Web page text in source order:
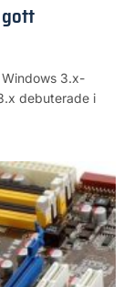
3.x-
debuterade i